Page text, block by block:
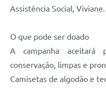
Assistência Social, Viviane.
O que pode ser doado
A campanha aceitará
conservação, limpas e
Camisetas de algodão e